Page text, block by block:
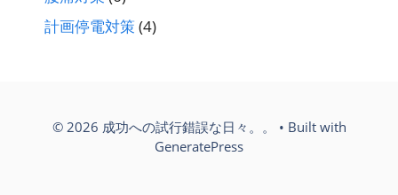
計画停電対策 (4)
© 2026 成功への試行錯誤な日々。。
• Built with
GeneratePress